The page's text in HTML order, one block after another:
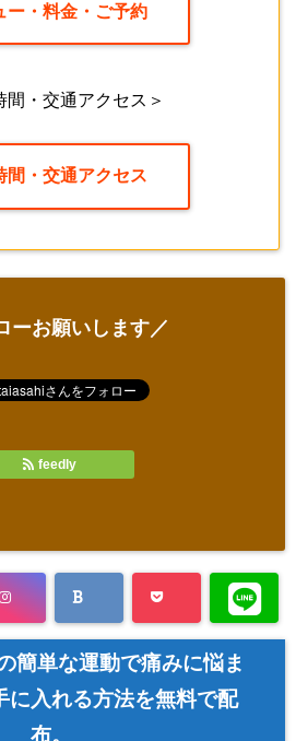
ー・料金・ご予約
間・交通アクセス＞
間・交通アクセス
ーお願いします／
feedly
簡単な運動で痛みに悩ま
に入れる方法を無料で配
布。